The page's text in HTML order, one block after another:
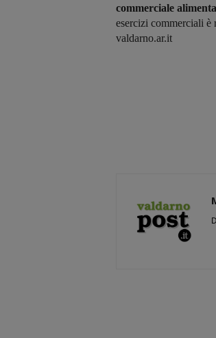
commerciale
esercizi commerciali
valdarno.ar.it